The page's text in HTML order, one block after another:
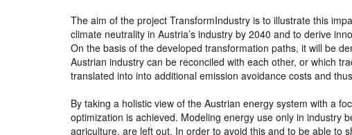
The aim of the project TransformIndustry is to illustrate this
climate neutrality in Austria’s industry by 2040 and to derive
On the basis of the developed transformation paths, it will be
Austrian industry can be reconciled with each other, or which
translated into into additional emission avoidance costs and
By taking a holistic view of the Austrian energy system with a
optimization is achieved. Modeling energy use only in industry
agriculture, are left out. In order to avoid this and to be able to